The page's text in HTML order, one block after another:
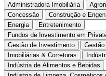
Administradora Imobiliária
Concessão
Construção e
Energia
Entretenimento
Fundos de Investimento em
Gestão de Investimento
Imobiliárias & Corretoras
Indústria de Alimentos e Bebidas